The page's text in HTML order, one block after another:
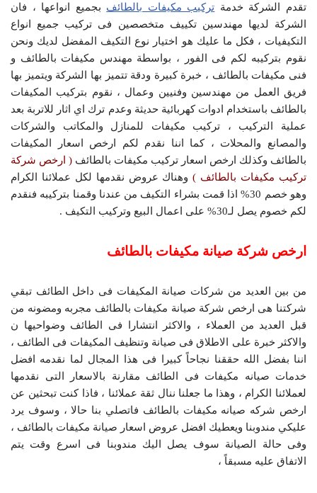
تقدم الشركة خدمة تركيب مكيفات بالطائف بجميع انواعها ، فان
الشركة لديها مهندسين تكييف متخصصين فى تركيب جميع انواع
التكيفيات ، فكل ما عليك هو اختيار نوع التكيف المفضل لديك ونحن
نقوم بتركيبه لكم فى الفور ، بواسطة مهندس مكيفات بالطائف و
فنى مكيفات بالطائف ، خبرة كبيرة ودقة تتميز بها الشركة ويتميز بها
فريق العمل من مهندسين وفنيين وعمال ، نقوم بتركيب المكيفات
بالطائف باستخدام ادوات كهربائية حديثة وعدم ترك اي اثار للاتربة بعد
عملية التركيب ، تركيب مكيفات للمنازل والمكاتب والشركات
والمصانع والمحلات ، كما اننا نقدم لكم ارخص اسعار المكيفات
بالطائف وكذلك ارخص اسعار تركيب مكيفات بالطائف ( ارخص شركة
تركيب مكيفات بالطائف )وهناك عروض نقدمها لكل عملائنا الكرام
وهو خصم 30% اذا قمت بشراء التكيف من عندنا وقمنا بتركيبه فنقدم
لكم خصوم يصل لـ30% على اعمال البيع وتركيب التكيف .
ارخص شركة صيانة مكيفات بالطائف
من بين العديد من شركات صيانة المكيفات فى داخل الطائف تبقي
شركتنا هى ارخص شركة صيانة مكيفات بالطائف مجربه ومضونه من
قبل العديد من العملاء ، والاكثر انتشارا فى الطائف وضواحيها ن
والاكثر خبرة على الاطلاق فى صيانة وتنظيف المكيفات فى الطائف ،
اننا بفضل الله حققنا نجاحاً كبيرا فى هذا المجال لما نقدمه افضل
خدمات صيانه مكيفات فى الطائف مقارنة بالاسعار التى نقدمها
لعملائنا الكرام ، وهذا ما جعلنا ننال ثقة عملائنا ، فاذا كنت تبحثين عن
ارخص شركه صيانه مكيفات بالطائف فاتصلي بنا حالا ، وسوف يرد
عليكي مندوبنا ويعطيك افضل عروض اسعار صيانة مكيفات بالطائف ،
وفى حالة الصيانة سوف يصل اليك مندوبنا فى اسرع وقت يتم
الاتفاق عليه مسبقاً ،